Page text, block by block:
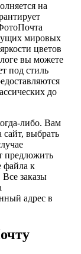
на
мировых
цветов
вы можете
под стиль
до
либо. Вам
сайт, выбрать
предложить
файла к
заказы
адрес в